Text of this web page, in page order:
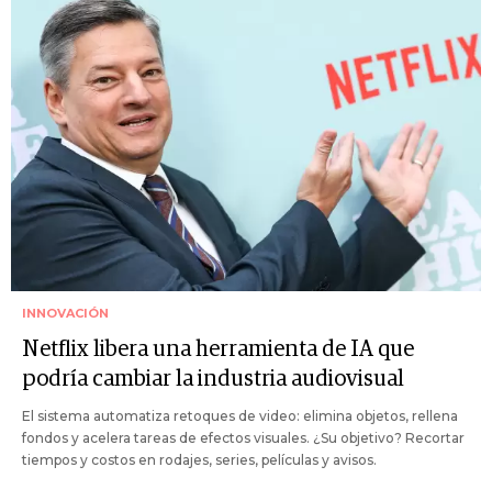
INNOVACIÓN
Netflix libera una herramienta de IA que
podría cambiar la industria audiovisual
El sistema automatiza retoques de video: elimina objetos, rellena
fondos y acelera tareas de efectos visuales. ¿Su objetivo? Recortar
tiempos y costos en rodajes, series, películas y avisos.